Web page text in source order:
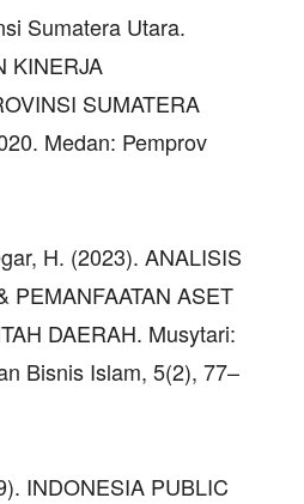
Sumatera Utara.
KINERJA
SUMATERA
Medan: Pemprov
H. (2023). ANALISIS
PEMANFAATAN ASET
DAERAH. Musytari:
Bisnis Islam, 5(2), 77–
INDONESIA PUBLIC